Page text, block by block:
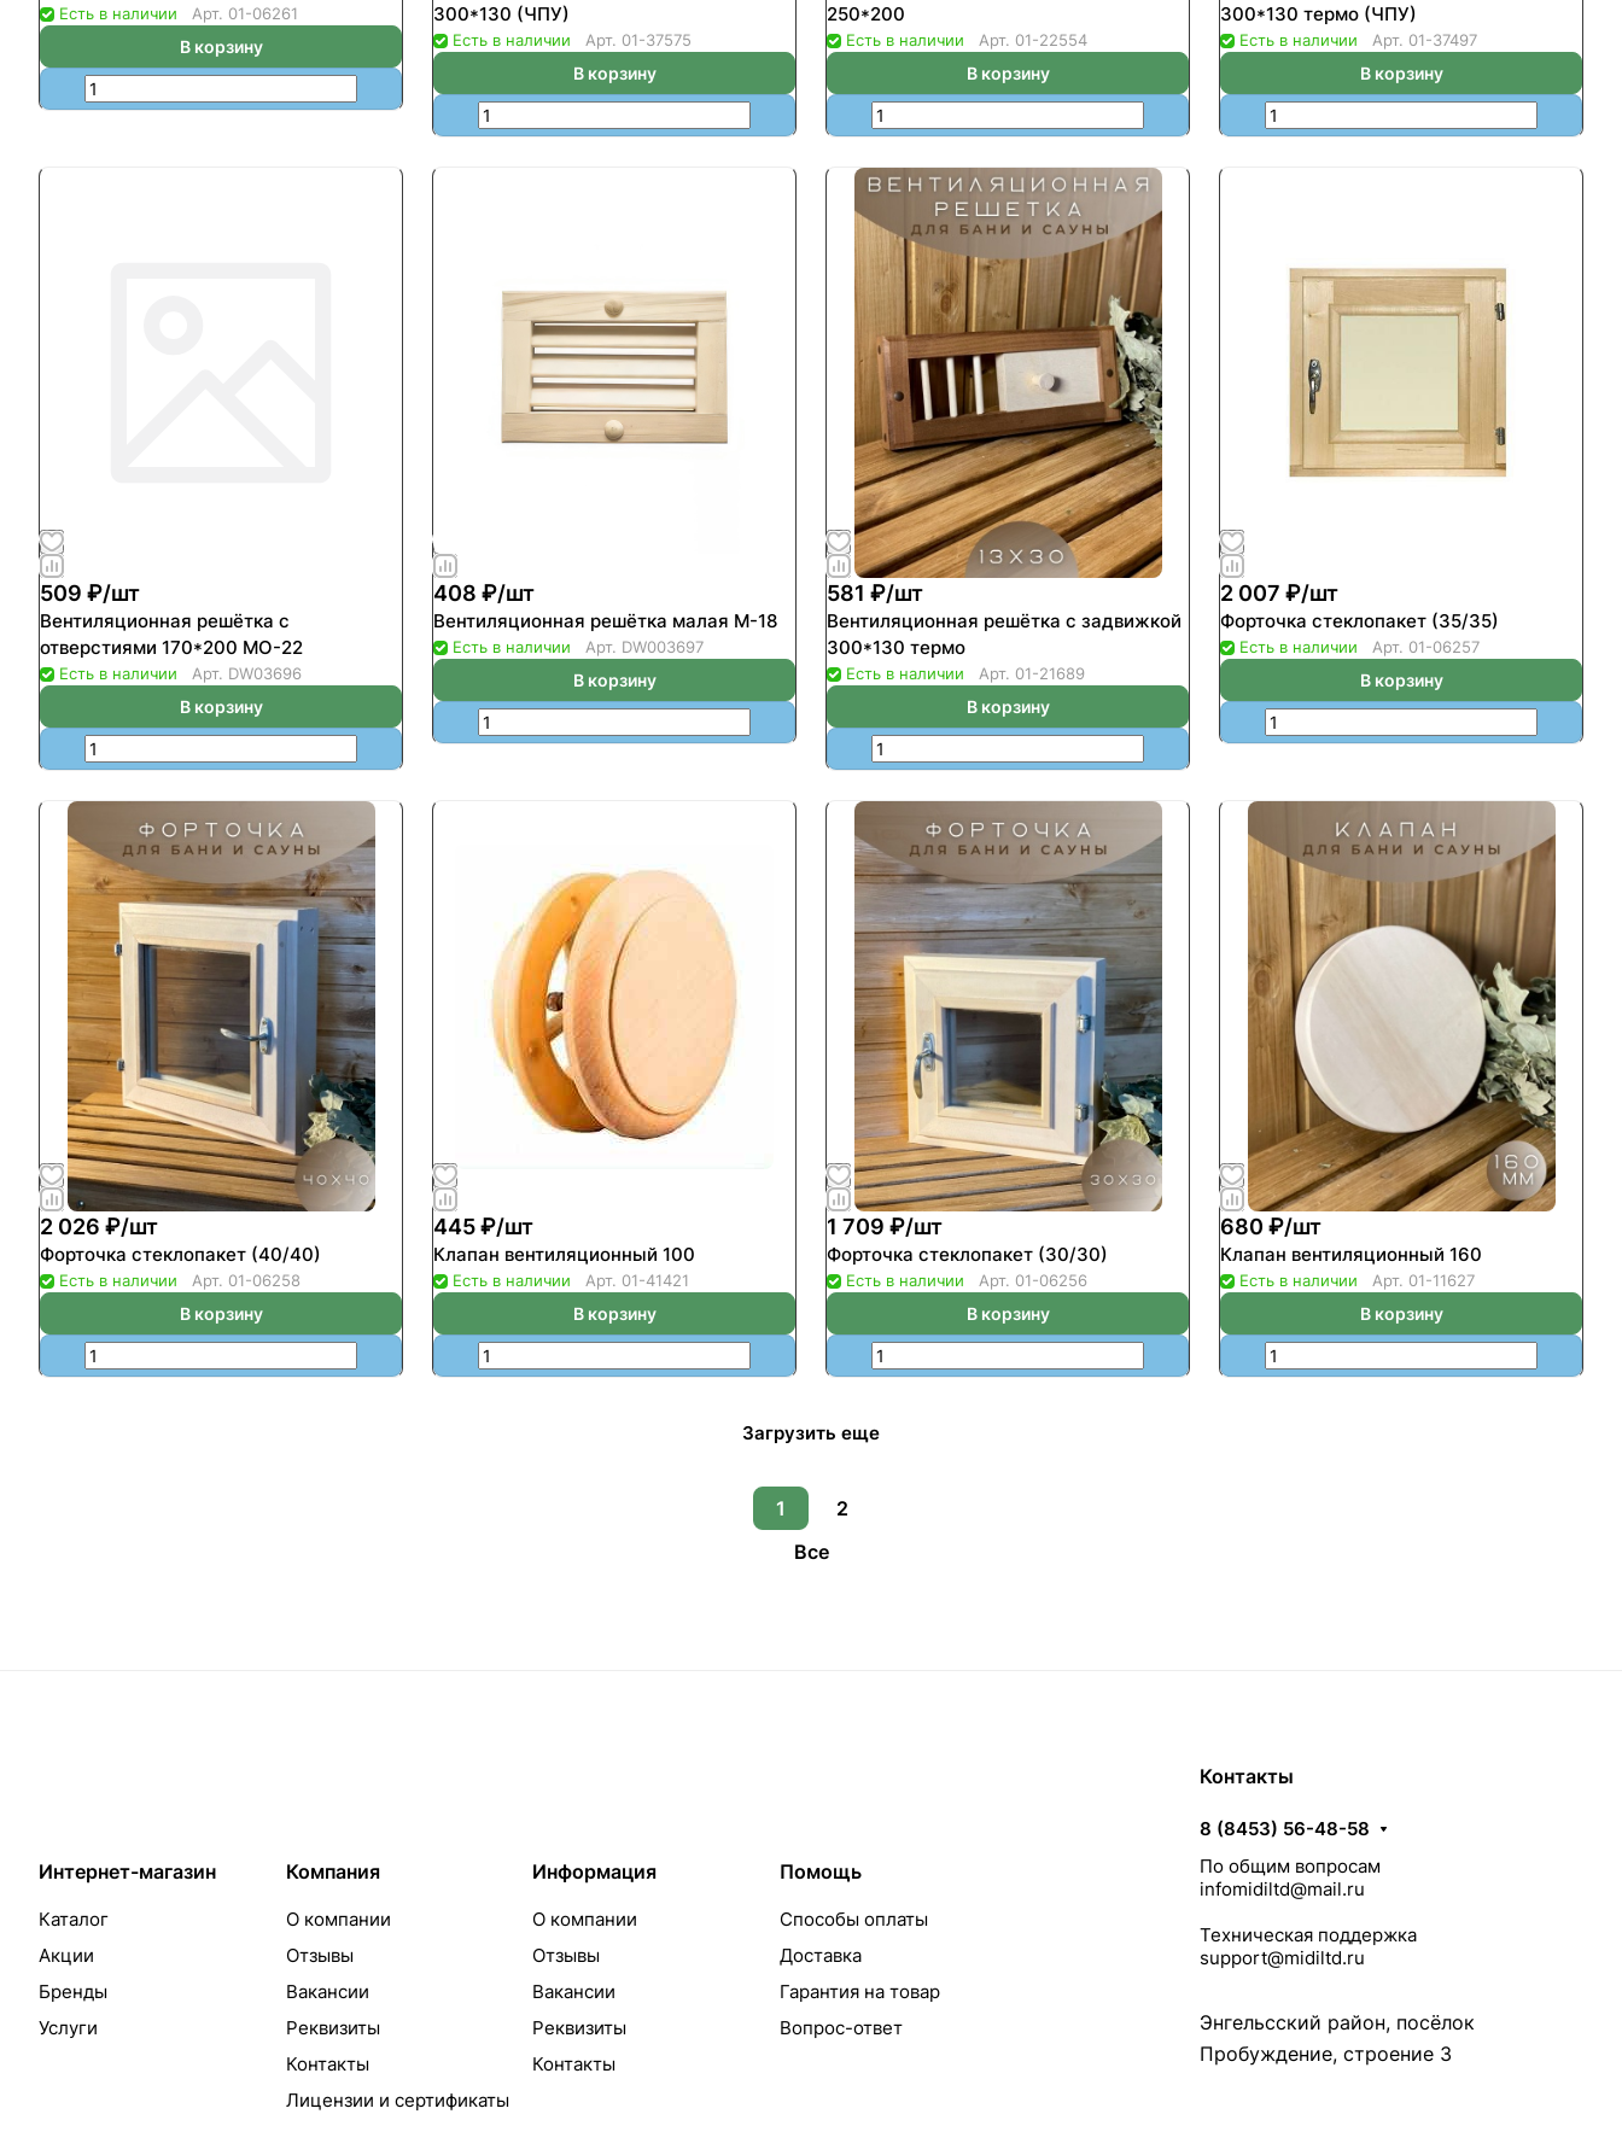
Есть в наличии Арт. 01-06261
В корзину
300*130 (ЧПУ)
Есть в наличии Арт. 01-37575
В корзину
250*200
Есть в наличии Арт. 01-22554
В корзину
300*130 термо (ЧПУ)
Есть в наличии Арт. 01-37497
В корзину
509 ₽/шт
Вентиляционная решётка с
отверстиями 170*200 МО-22
Есть в наличии Арт. DW03696
В корзину
408 ₽/шт
Вентиляционная решётка малая М-18
Есть в наличии Арт. DW003697
В корзину
581 ₽/шт
Вентиляционная решётка с задвижкой
300*130 термо
Есть в наличии Арт. 01-21689
В корзину
2 007 ₽/шт
Форточка стеклопакет (35/35)
Есть в наличии Арт. 01-06257
В корзину
2 026 ₽/шт
Форточка стеклопакет (40/40)
Есть в наличии Арт. 01-06258
В корзину
445 ₽/шт
Клапан вентиляционный 100
Есть в наличии Арт. 01-41421
В корзину
1 709 ₽/шт
Форточка стеклопакет (30/30)
Есть в наличии Арт. 01-06256
В корзину
680 ₽/шт
Клапан вентиляционный 160
Есть в наличии Арт. 01-11627
В корзину
Загрузить еще
1
2
Все
Интернет-магазин
Каталог
Акции
Бренды
Услуги
Компания
О компании
Отзывы
Вакансии
Реквизиты
Контакты
Лицензии и сертификаты
Информация
О компании
Отзывы
Вакансии
Реквизиты
Контакты
Помощь
Способы оплаты
Доставка
Гарантия на товар
Вопрос-ответ
Контакты
8 (8453) 56-48-58
По общим вопросам
infomidiltd@mail.ru
Техническая поддержка
support@midiltd.ru
Энгельсский район, посёлок
Пробуждение, строение 3